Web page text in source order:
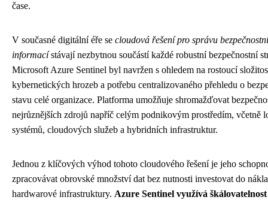
čase.
V současné digitální éře se cloudová řešení pro správu
informacístávají nezbytnou součástí každé robustní bezpečnostní
Microsoft Azure Sentinel byl navržen s ohledem na rostoucí
kybernetických hrozeb a potřebu centralizovaného přehledu o
stavu celé organizace. Platforma umožňuje shromažďovat
nejrůznějších zdrojů napříč celým podnikovým prostředím, včetně
systémů, cloudových služeb a hybridních infrastruktur.
Jednou z klíčových výhod tohoto cloudového řešení je jeho
zpracovávat obrovské množství dat bez nutnosti investovat do
hardwarové infrastruktury. Azure Sentinel využívá